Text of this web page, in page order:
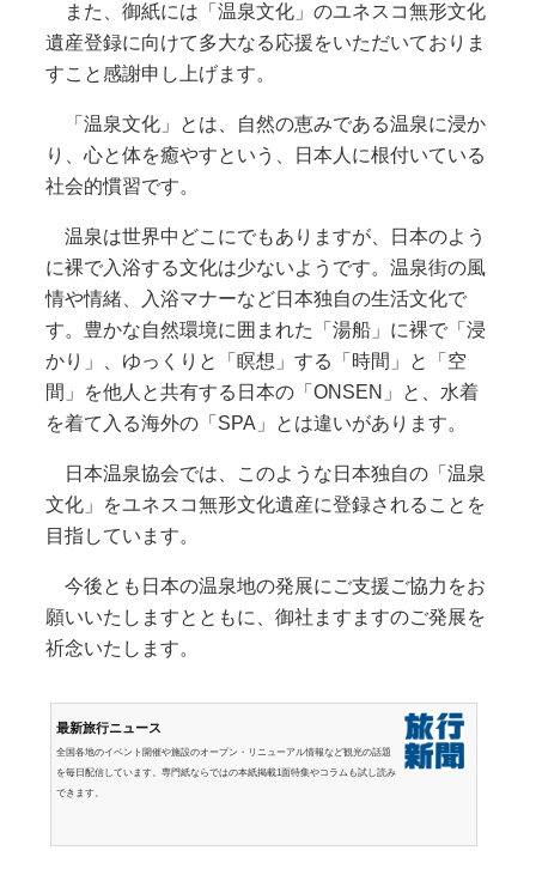
また、御紙には「温泉文化」のユネスコ無形文化
遺産登録に向けて多大なる応援をいただいておりま
すこと感謝申し上げます。
「温泉文化」とは、自然の恵みである温泉に浸か
り、心と体を癒やすという、日本人に根付いている
社会的慣習です。
温泉は世界中どこにでもありますが、日本のよう
に裸で入浴する文化は少ないようです。温泉街の風
情や情緒、入浴マナーなど日本独自の生活文化で
す。豊かな自然環境に囲まれた「湯船」に裸で「浸
かり」、ゆっくりと「瞑想」する「時間」と「空
間」を他人と共有する日本の「ONSEN」と、水着
を着て入る海外の「SPA」とは違いがあります。
日本温泉協会では、このような日本独自の「温泉
文化」をユネスコ無形文化遺産に登録されることを
目指しています。
今後とも日本の温泉地の発展にご支援ご協力をお
願いいたしますとともに、御社ますますのご発展を
祈念いたします。
最新旅行ニュース
全国各地のイベント開催や施設のオープン・リニューアル情報など観光の話題
を毎日配信しています。専門紙ならではの本紙掲載1面特集やコラムも試し読み
できます。